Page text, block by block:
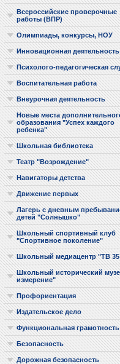
Всероссийские проверочные
работы (ВПР)
Олимпиады, конкурсы, НОУ
Инновационная деятельность
Психолого-педагогическая
Воспитательная работа
Внеурочная деятельность
Новые места
образования "Успех каждого
ребенка"
Школьная библиотека
Театр "Возрождение"
Навигаторы детства
Движение первых
Лагерь с дневным
детей "Солнышко"
Школьный спортивный клуб
"Спортивное поколение"
Школьный медиацентр "ТВ
Школьный исторический
измерение"
Профориентация
Издательское дело
Функциональная грамотность
Безопасность
Дорожная безопасность